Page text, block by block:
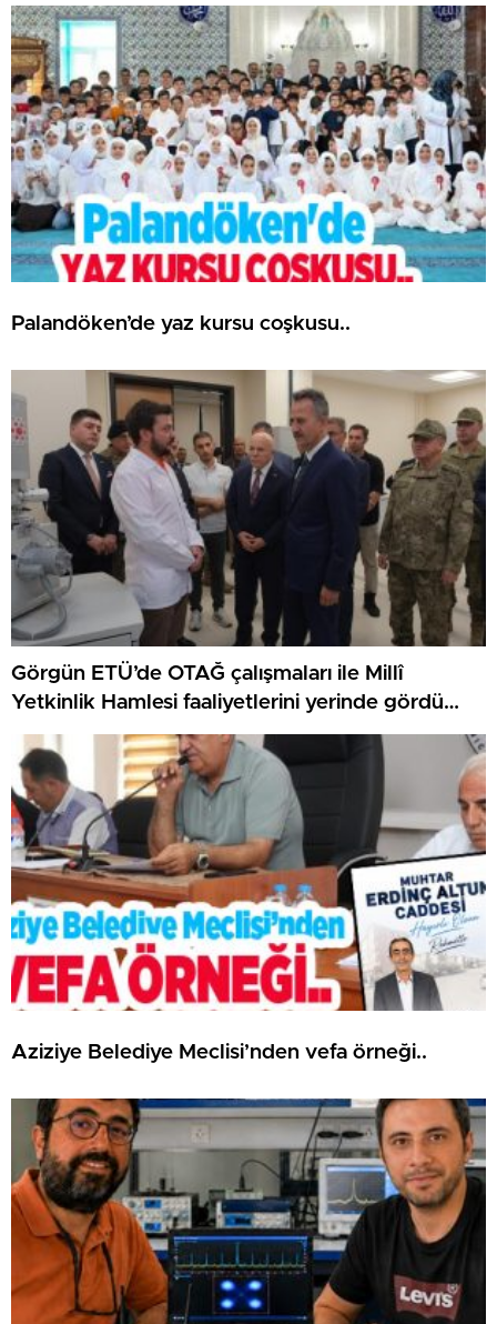
Palandöken’de yaz kursu coşkusu..
Görgün ETÜ’de OTAĞ çalışmaları ile Millî
Yetkinlik Hamlesi faaliyetlerini yerinde gördü…
Aziziye Belediye Meclisi’nden vefa örneği..